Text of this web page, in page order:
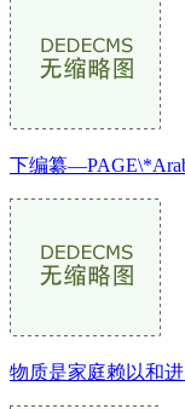
下编纂
物质是家庭赖以和